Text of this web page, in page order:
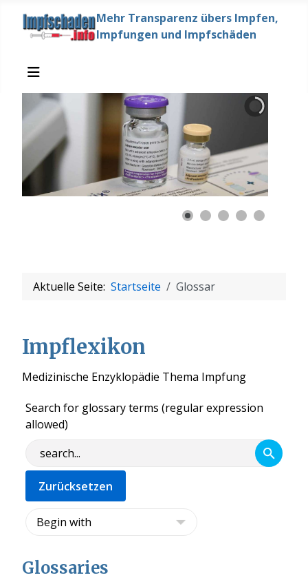
Mehr Transparenz übers Impfen,
Impfungen und Impfschäden
Aktuelle Seite: Startseite Glossar
Impflexikon
Medizinische Enzyklopädie Thema Impfung
Search for glossary terms (regular expression
allowed)
Glossaries